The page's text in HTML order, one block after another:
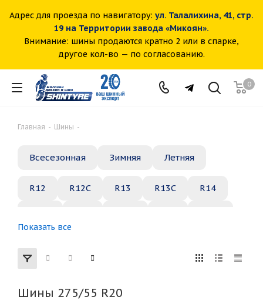
Адрес для проезда по навигатору: ул. Талалихина, 41, стр.
19 на Территории завода «Микоян».
Внимание: шины продаются кратно 2 или в спарке,
другое кол-во — по согласованию.
0
Главная - Шины -
Всесезонная Зимняя Летняя
R12 R12C R13 R13C R14
R22
155 165 185
Показать все
Шины 275/55 R20